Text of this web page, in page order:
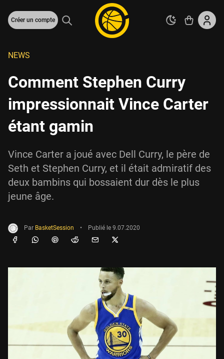
Créer un compte
NEWS
Comment Stephen Curry
impressionnait Vince Carter
étant gamin
Vince Carter a joué avec Dell Curry, le père de
Seth et Stephen Curry, et il était admiratif des
deux bambins qui bossaient dur dès le plus
jeune âge.
Par BasketSession • Publié le 9.07.2020